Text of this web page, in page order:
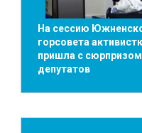
На сессию
горсовета
пришла с
депутатов